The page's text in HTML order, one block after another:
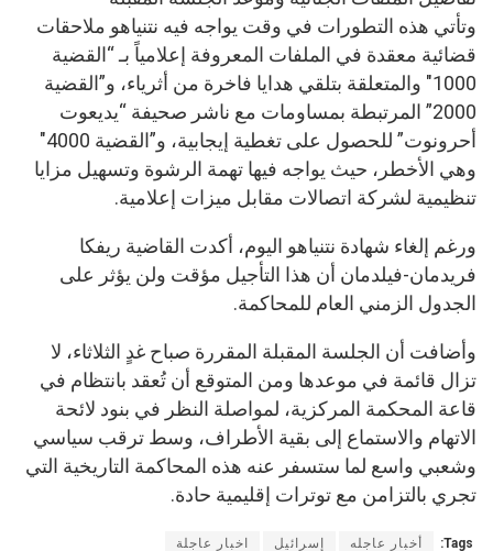
وتأتي هذه التطورات في وقت يواجه فيه نتنياهو ملاحقات
قضائية معقدة في الملفات المعروفة إعلامياً بـ “القضية
1000″ والمتعلقة بتلقي هدايا فاخرة من أثرياء، و”القضية
2000” المرتبطة بمساومات مع ناشر صحيفة “يديعوت
أحرونوت” للحصول على تغطية إيجابية، و”القضية 4000″
وهي الأخطر، حيث يواجه فيها تهمة الرشوة وتسهيل مزايا
تنظيمية لشركة اتصالات مقابل ميزات إعلامية.
ورغم إلغاء شهادة نتنياهو اليوم، أكدت القاضية ريفكا
فريدمان-فيلدمان أن هذا التأجيل مؤقت ولن يؤثر على
الجدول الزمني العام للمحاكمة.
وأضافت أن الجلسة المقبلة المقررة صباح غدٍ الثلاثاء، لا
تزال قائمة في موعدها ومن المتوقع أن تُعقد بانتظام في
قاعة المحكمة المركزية، لمواصلة النظر في بنود لائحة
الاتهام والاستماع إلى بقية الأطراف، وسط ترقب سياسي
وشعبي واسع لما ستسفر عنه هذه المحاكمة التاريخية التي
تجري بالتزامن مع توترات إقليمية حادة.
Tags: أخبار عاجله إسرائيل اخبار عاجلة